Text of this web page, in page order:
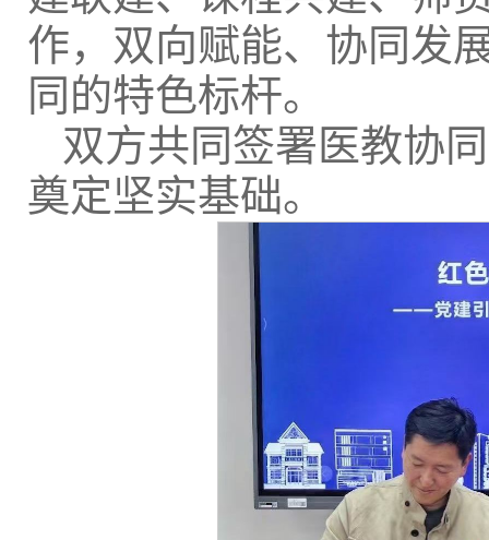
作，双向赋能、协同发
同的特色标杆。
双方共同签署医教协
奠定坚实基础。